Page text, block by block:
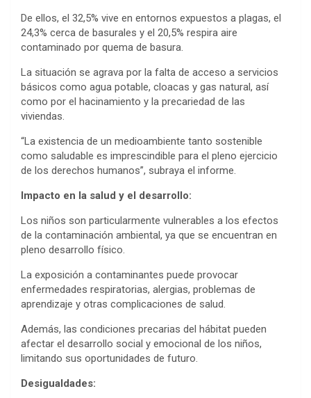
De ellos, el 32,5% vive en entornos expuestos a plagas, el
24,3% cerca de basurales y el 20,5% respira aire
contaminado por quema de basura.
La situación se agrava por la falta de acceso a servicios
básicos como agua potable, cloacas y gas natural, así
como por el hacinamiento y la precariedad de las
viviendas.
“La existencia de un medioambiente tanto sostenible
como saludable es imprescindible para el pleno ejercicio
de los derechos humanos”, subraya el informe.
Impacto en la salud y el desarrollo:
Los niños son particularmente vulnerables a los efectos
de la contaminación ambiental, ya que se encuentran en
pleno desarrollo físico.
La exposición a contaminantes puede provocar
enfermedades respiratorias, alergias, problemas de
aprendizaje y otras complicaciones de salud.
Además, las condiciones precarias del hábitat pueden
afectar el desarrollo social y emocional de los niños,
limitando sus oportunidades de futuro.
Desigualdades: